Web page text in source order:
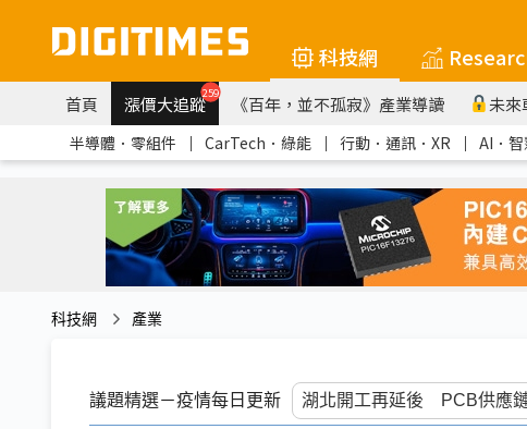
科技網
首頁 漲價大追蹤259 《百年，並不孤寂》產業導讀 未來
半導體．零組件 ｜ CarTech．綠能 ｜ 行動．通訊．XR ｜ AI．
科技網 產業
議題精選－疫情每日更新